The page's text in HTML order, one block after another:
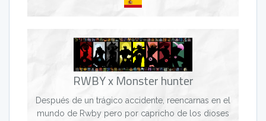
RWBY x Monster hunter
Después de un trágico accidente, reencarnas en el
mundo de Rwby pero por capricho de los dioses